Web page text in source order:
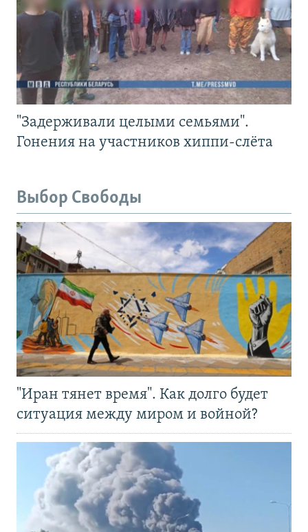
"Задерживали целыми семьями".
Гонения на участников хиппи-слёта
Выбор Свободы
"Иран тянет время". Как долго будет
ситуация между миром и войной?